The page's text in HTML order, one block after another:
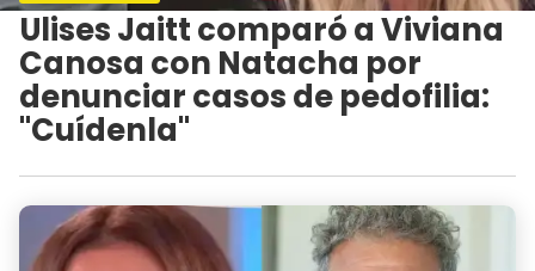
Ulises Jaitt comparó a Viviana
Canosa con Natacha por
denunciar casos de pedofilia:
"Cuídenla"